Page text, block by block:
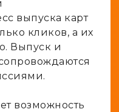
выпуска карт
кликов, а их
Выпуск и
возможность